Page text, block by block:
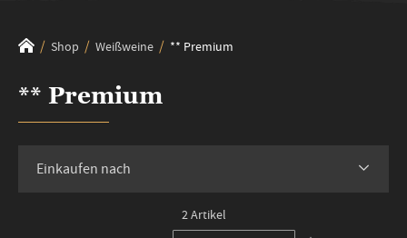
Shop Weißweine ** Premium
** Premium
2Artikel
Einkaufen nach